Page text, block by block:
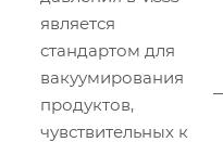
является
стандартом для
вакуумирования
продуктов,
чувствительных к